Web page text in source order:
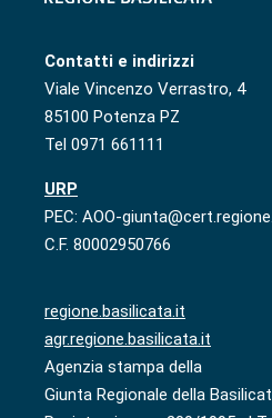
Contatti e indirizzi
Viale Vincenzo Verrastro, 4
85100 Potenza PZ
Tel 0971 661111
URP
PEC: AOO-
C.F. 80002950766
regione.basilicata.it
agr.regione.basilicata.it
Agenzia stampa della
Giunta Regionale della